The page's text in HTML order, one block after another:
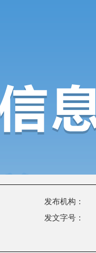
发布机构：
发文字号：